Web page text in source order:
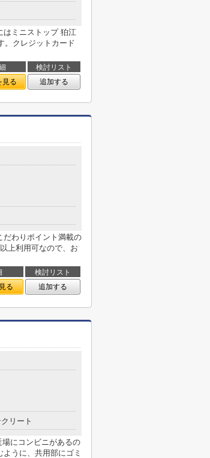
はミニストップ 狛江
。クレジットカード
検討リスト
見る 追加する
だわりポイント満載の
上利用可なので、お
検討リスト
る 追加する
リート
にコンビニがあるの
うに、共用部にゴミ